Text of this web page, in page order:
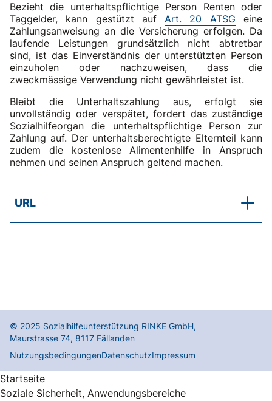
Bezieht die unterhaltspflichtige Person Renten oder
Taggelder, kann gestützt aufArt. 20 ATSG eine
Zahlungsanweisung an die Versicherung erfolgen. Da
laufende Leistungen grundsätzlich nicht abtretbar
sind, ist das Einverständnis der unterstützten Person
einzuholen oder nachzuweisen, dass die
zweckmässige Verwendung nicht gewährleistet ist.
Bleibt die Unterhaltszahlung aus, erfolgt sie
unvollständig oder verspätet, fordert das zuständige
Sozialhilfeorgan die unterhaltspflichtige Person zur
Zahlung auf. Der unterhaltsberechtigte Elternteil kann
zudem die kostenlose Alimentenhilfe in Anspruch
nehmen und seinen Anspruch geltend machen.
URL
ZGB (Gesetz)
© 2025 Sozialhilfeunterstützung RINKE GmbH,
Maurstrasse 74, 8117 Fällanden
NutzungsbedingungenDatenschutzImpressum
Startseite
Soziale Sicherheit, Anwendungsbereiche